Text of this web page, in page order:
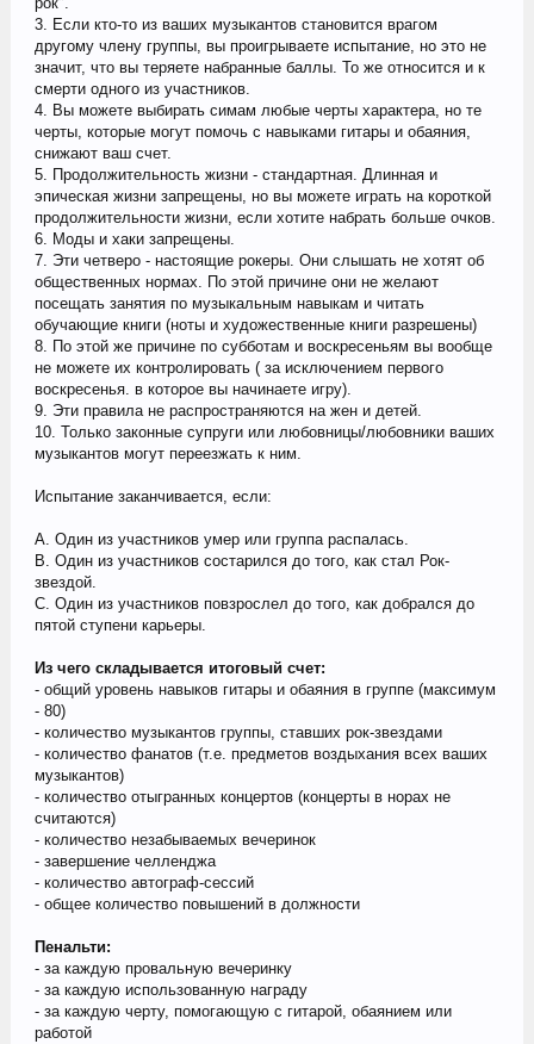
3. Если кто-то из ваших музыкантов становится врагом
другому члену группы, вы проигрываете испытание, но это не
значит, что вы теряете набранные баллы. То же относится и к
смерти одного из участников.
4. Вы можете выбирать симам любые черты характера, но те
черты, которые могут помочь с навыками гитары и обаяния,
снижают ваш счет.
5. Продолжительность жизни - стандартная. Длинная и
эпическая жизни запрещены, но вы можете играть на короткой
продолжительности жизни, если хотите набрать больше очков.
6. Моды и хаки запрещены.
7. Эти четверо - настоящие рокеры. Они слышать не хотят об
общественных нормах. По этой причине они не желают
посещать занятия по музыкальным навыкам и читать
обучающие книги (ноты и художественные книги разрешены)
8. По этой же причине по субботам и воскресеньям вы вообще
не можете их контролировать ( за исключением первого
воскресенья. в которое вы начинаете игру).
9. Эти правила не распространяются на жен и детей.
10. Только законные супруги или любовницы/любовники ваших
музыкантов могут переезжать к ним.
Испытание заканчивается, если:
А. Один из участников умер или группа распалась.
В. Один из участников состарился до того, как стал Рок-
звездой.
С. Один из участников повзрослел до того, как добрался до
пятой ступени карьеры.
Из чего складывается итоговый счет:
- общий уровень навыков гитары и обаяния в группе (максимум
- 80)
- количество музыкантов группы, ставших рок-звездами
- количество фанатов (т.е. предметов воздыхания всех ваших
музыкантов)
- количество отыгранных концертов (концерты в норах не
считаются)
- количество незабываемых вечеринок
- завершение челленджа
- количество автограф-сессий
- общее количество повышений в должности
Пенальти:
- за каждую провальную вечеринку
- за каждую использованную награду
- за каждую черту, помогающую с гитарой, обаянием или
работой